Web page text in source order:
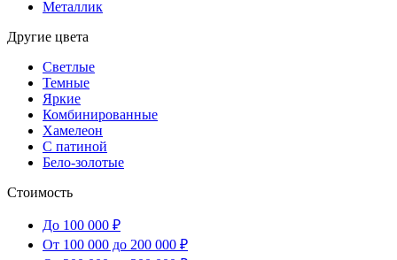
Металлик
Другие цвета
Светлые
Темные
Яркие
Комбинированные
Хамелеон
С патиной
Бело-золотые
Стоимость
До 100 000 ₽
От 100 000 до 200 000 ₽